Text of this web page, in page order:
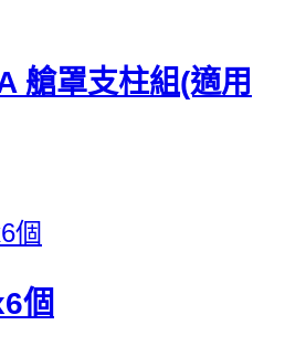
艙罩支柱組(適用
個